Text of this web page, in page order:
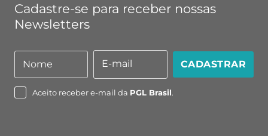
Cadastre-se para receber nossas
Newsletters
Nome
Nome
mail
E-mail CADASTRAR
Aceito receber e-mail da PGL Brasil.